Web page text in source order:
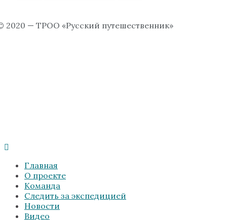
2020 — ТРОО «Русский путешественник»
Главная
О проекте
Команда
Следить за экспедицией
Новости
Видео